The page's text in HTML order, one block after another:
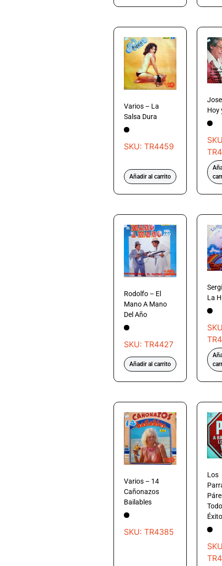
Varios – La
Salsa Dura
SKU: TR4459
Añadir al carrito
Hoy
Rodolfo – El
Mano A Mano
Del Año
SKU: TR4427
Añadir al carrito
La
Varios – 14
Cañonazos
Bailables
SKU: TR4385
Los